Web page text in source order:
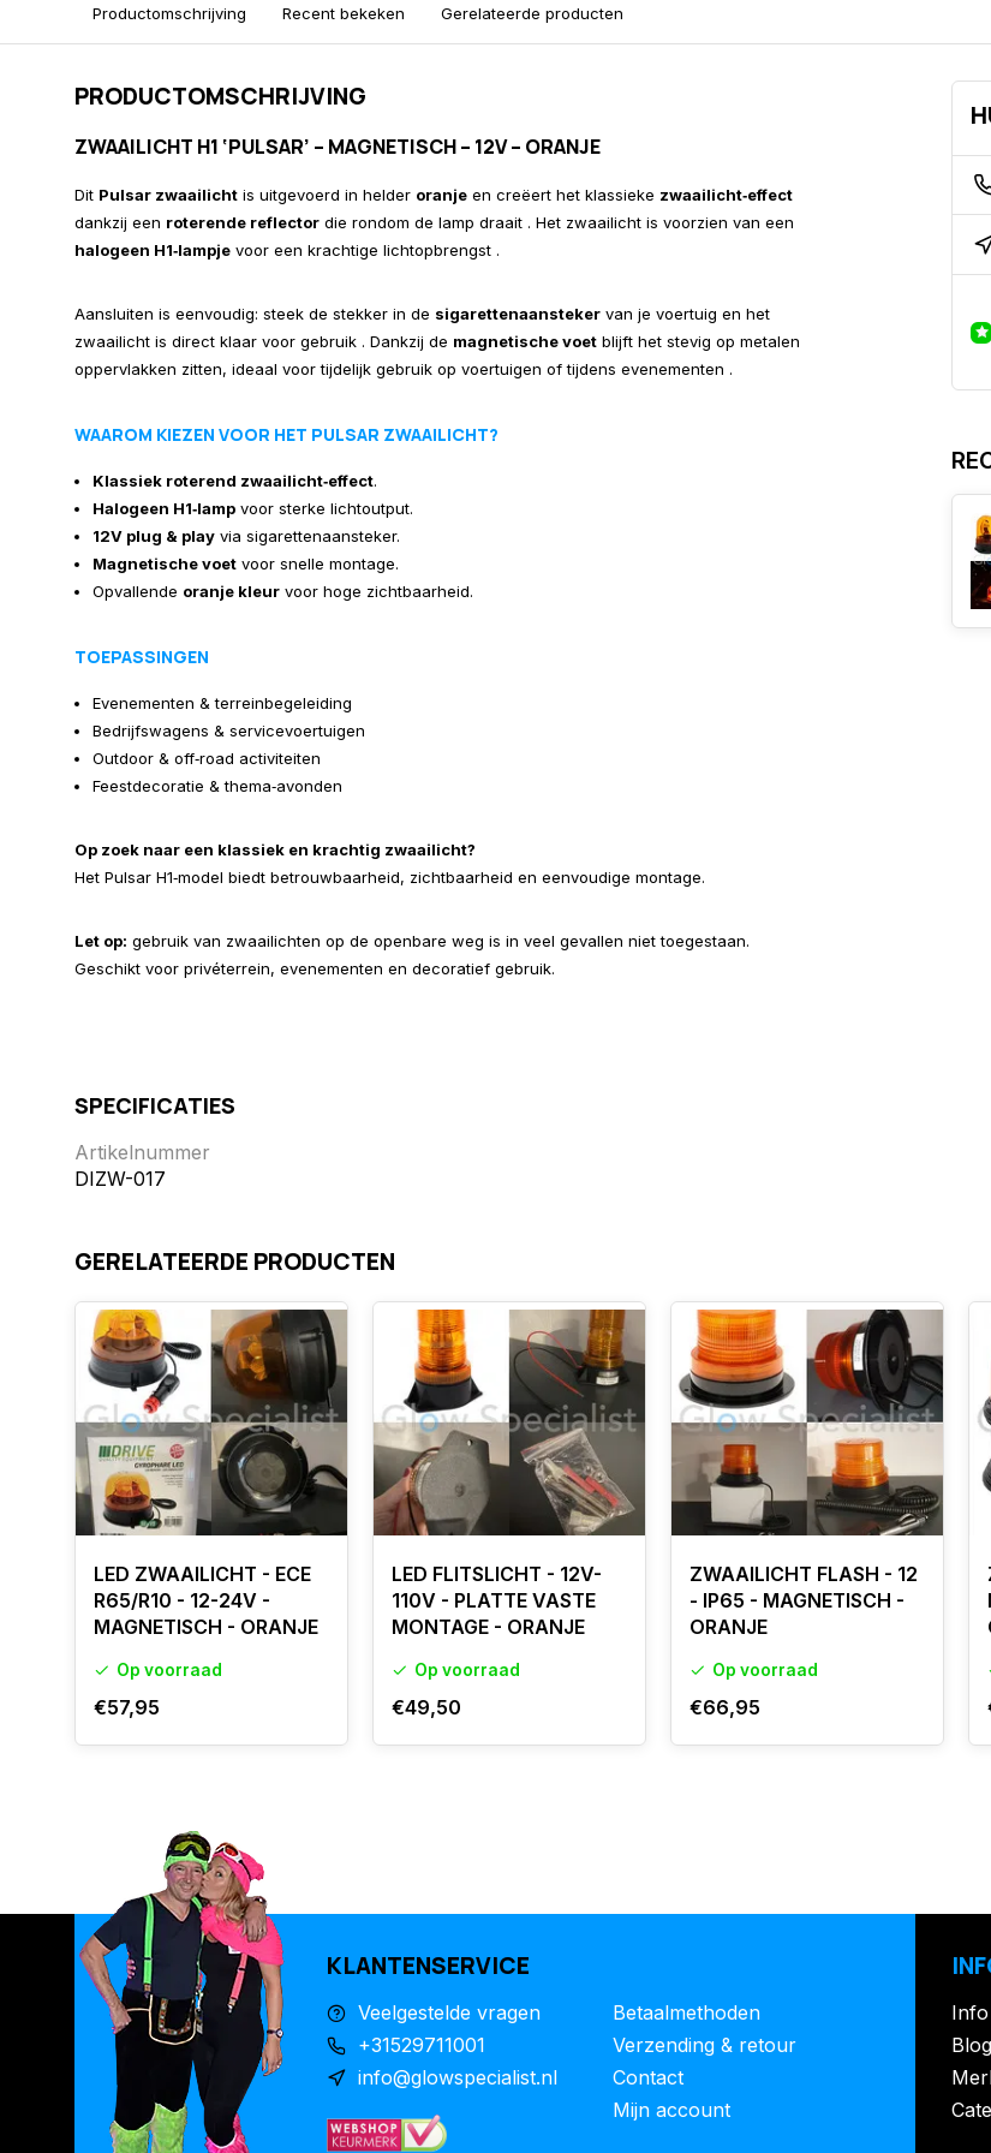
Productomschrijving Recent bekeken Gerelateerde producten
PRODUCTOMSCHRIJVING
ZWAAILICHT H1 ‘PULSAR’ – MAGNETISCH – 12V – ORANJE
Dit Pulsar zwaailicht is uitgevoerd in helder oranje en creëert het klassieke zwaailicht‑effect
dankzij een roterende reflector die rondom de lamp draait . Het zwaailicht is voorzien van een
halogeen H1‑lampje voor een krachtige lichtopbrengst .
Aansluiten is eenvoudig: steek de stekker in de sigarettenaansteker van je voertuig en het
zwaailicht is direct klaar voor gebruik . Dankzij de magnetische voet blijft het stevig op metalen
oppervlakken zitten, ideaal voor tijdelijk gebruik op voertuigen of tijdens evenementen .
WAAROM KIEZEN VOOR HET PULSAR ZWAAILICHT?
Klassiek roterend zwaailicht‑effect.
Halogeen H1‑lamp voor sterke lichtoutput.
12V plug & play via sigarettenaansteker.
Magnetische voet voor snelle montage.
Opvallende oranje kleur voor hoge zichtbaarheid.
TOEPASSINGEN
Evenementen & terreinbegeleiding
Bedrijfswagens & servicevoertuigen
Outdoor & off‑road activiteiten
Feestdecoratie & thema‑avonden
Op zoek naar een klassiek en krachtig zwaailicht?
Het Pulsar H1‑model biedt betrouwbaarheid, zichtbaarheid en eenvoudige montage.
Let op: gebruik van zwaailichten op de openbare weg is in veel gevallen niet toegestaan.
Geschikt voor privéterrein, evenementen en decoratief gebruik.
SPECIFICATIES
Artikelnummer
DIZW-017
GERELATEERDE PRODUCTEN
LED ZWAAILICHT - ECE
R65/R10 - 12-24V -
MAGNETISCH - ORANJE
Op voorraad
€57,95
LED FLITSLICHT - 12V-
110V - PLATTE VASTE
MONTAGE - ORANJE
Op voorraad
€49,50
ZWAAILICHT FLASH - 12
- IP65 - MAGNETISCH -
ORANJE
Op voorraad
€66,95
KLANTENSERVICE
Veelgestelde vragen
+31529711001
info@glowspecialist.nl
Betaalmethoden
Verzending & retour
Contact
Mijn account
Blog